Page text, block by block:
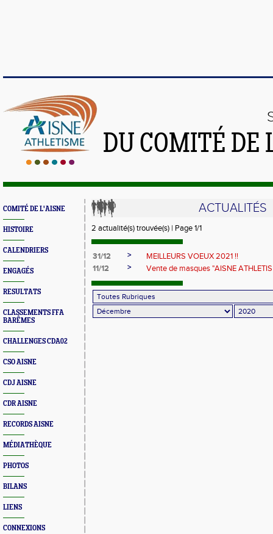
DU COMITÉ
COMITÉ DE L'AISNE
HISTOIRE
CALENDRIERS
ENGAGÉS
RESULTATS
CLASSEMENTS FFA
BARÊMES
CHALLENGES CDA02
CSO AISNE
CDJ AISNE
CDR AISNE
RECORDS AISNE
MÉDIATHÈQUE
PHOTOS
BILANS
LIENS
CONNEXIONS
ACTUALITÉS
2 actualité(s) trouvée(s) | Page 1/1
31/12 >
MEILLEURS VOEUX 2021 !!
11/12
> Vente de masques "AISNE